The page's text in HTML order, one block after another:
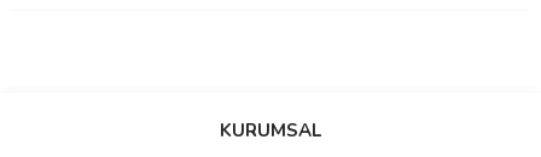
Bu ürüne ilk yorumu siz yapın!
KURUMSAL